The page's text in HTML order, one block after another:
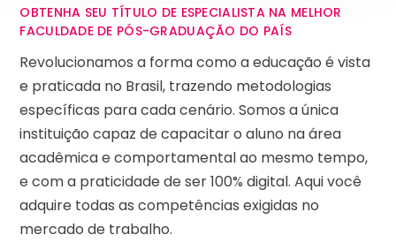
OBTENHA SEU TÍTULO DE ESPECIALISTA NA MELHOR
FACULDADE DE PÓS-GRADUAÇÃO DO PAÍS
Revolucionamos a forma como a educação é vista
e praticada no Brasil, trazendo metodologias
específicas para cada cenário. Somos a única
instituição capaz de capacitar o aluno na área
acadêmica e comportamental ao mesmo tempo,
e com a praticidade de ser 100% digital. Aqui você
adquire todas as competências exigidas no
mercado de trabalho.